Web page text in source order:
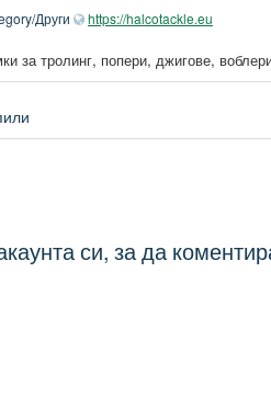
Други https://halcotackle.eu
за тролинг, попери, джигове,
си, за да